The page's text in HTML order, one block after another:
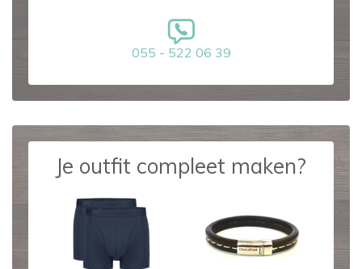
055 - 522 06 39
Je outfit compleet maken?